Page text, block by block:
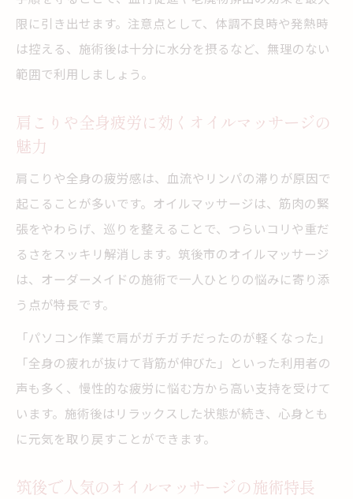
限に引き出せます。注意点として、体調不良時や発熱時
は控える、施術後は十分に水分を摂るなど、無理のない
範囲で利用しましょう。
肩こりや全身疲労に効くオイルマッサージの
魅力
肩こりや全身の疲労感は、血流やリンパの滞りが原因で
起こることが多いです。オイルマッサージは、筋肉の緊
張をやわらげ、巡りを整えることで、つらいコリや重だ
るさをスッキリ解消します。筑後市のオイルマッサージ
は、オーダーメイドの施術で一人ひとりの悩みに寄り添
う点が特長です。
「パソコン作業で肩がガチガチだったのが軽くなった」
「全身の疲れが抜けて背筋が伸びた」といった利用者の
声も多く、慢性的な疲労に悩む方から高い支持を受けて
います。施術後はリラックスした状態が続き、心身とも
に元気を取り戻すことができます。
筑後で人気のオイルマッサージの施術特長